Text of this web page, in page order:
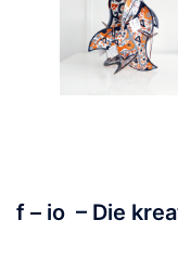
f – io – Die